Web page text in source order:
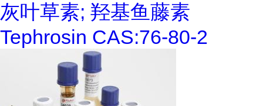
灰叶草素; 羟基鱼藤素
Tephrosin CAS:76-80-2